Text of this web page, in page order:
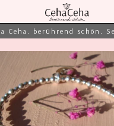
Ceha. berührend schön.